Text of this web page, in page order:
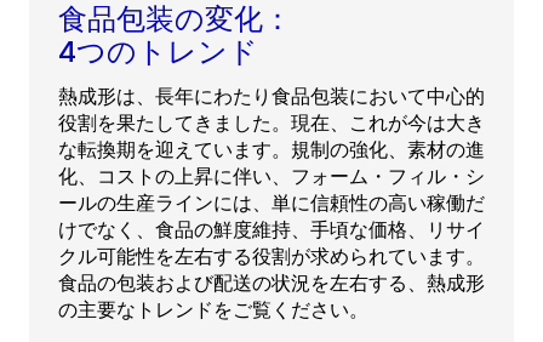
食品包装の変化：
4つのトレンド
熱成形は、長年にわたり食品包装において中心的
役割を果たしてきました。現在、これが今は大き
な転換期を迎えています。規制の強化、素材の進
化、コストの上昇に伴い、フォーム・フィル・シ
ールの生産ラインには、単に信頼性の高い稼働だ
けでなく、食品の鮮度維持、手頃な価格、リサイ
クル可能性を左右する役割が求められています。
食品の包装および配送の状況を左右する、熱成形
の主要なトレンドをご覧ください。